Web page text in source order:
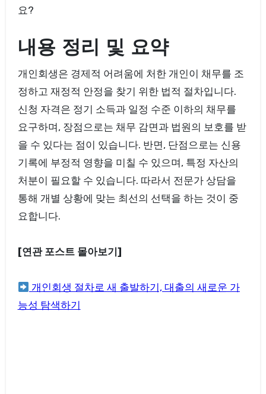
요?
내용 정리 및 요약
개인회생은 경제적 어려움에 처한 개인이 채무를 조
정하고 재정적 안정을 찾기 위한 법적 절차입니다.
신청 자격은 정기 소득과 일정 수준 이하의 채무를
요구하며, 장점으로는 채무 감면과 법원의 보호를 받
을 수 있다는 점이 있습니다. 반면, 단점으로는 신용
기록에 부정적 영향을 미칠 수 있으며, 특정 자산의
처분이 필요할 수 있습니다. 따라서 전문가 상담을
통해 개별 상황에 맞는 최선의 선택을 하는 것이 중
요합니다.
[연관 포스트 몰아보기]
개인회생 절차로 새 출발하기, 대출의 새로운 가
능성 탐색하기